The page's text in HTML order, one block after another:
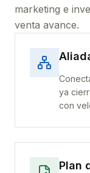
marketing e
venta avance.
ya
con
Plan